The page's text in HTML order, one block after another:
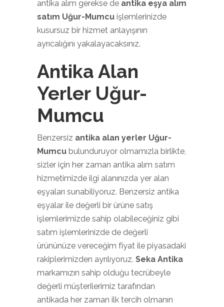
antika alım gerekse de antika eşya alım
satım Uğur-Mumcu işlemlerinizde
kusursuz bir hizmet anlayışının
ayrıcalığını yakalayacaksınız.
Antika Alan
Yerler Uğur-
Mumcu
Benzersiz antika alan yerler Uğur-
Mumcu bulunduruyor olmamızla birlikte,
sizler için her zaman antika alım satım
hizmetimizde ilgi alanınızda yer alan
eşyaları sunabiliyoruz. Benzersiz antika
eşyalar ile değerli bir ürüne satış
işlemlerimizde sahip olabileceğiniz gibi
satım işlemlerinizde de değerli
ürününüze vereceğim fiyat ile piyasadaki
rakiplerimizden ayrılıyoruz. Seka Antika
markamızın sahip olduğu tecrübeyle
değerli müşterilerimiz tarafından
antikada her zaman ilk tercih olmanın